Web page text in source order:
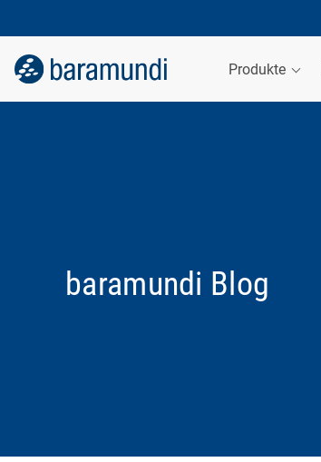
Produkte
baramundi Blog